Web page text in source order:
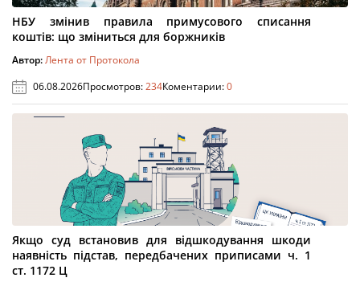
НБУ змінив правила примусового списання
коштів: що зміниться для боржників
Автор:Лента от Протокола
06.08.2026Просмотров:234Коментарии:0
Якщо суд встановив для відшкодування шкоди
наявність підстав, передбачених приписами ч. 1
ст. 1172 Ц